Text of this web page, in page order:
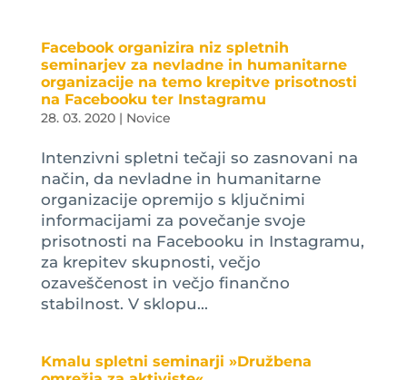
Facebook organizira niz spletnih
seminarjev za nevladne in humanitarne
organizacije na temo krepitve prisotnosti
na Facebooku ter Instagramu
28. 03. 2020| Novice
Intenzivni spletni tečaji so zasnovani na
način, da nevladne in humanitarne
organizacije opremijo s ključnimi
informacijami za povečanje svoje
prisotnosti na Facebooku in Instagramu,
za krepitev skupnosti, večjo
ozaveščenost in večjo finančno
stabilnost. V sklopu...
Kmalu spletni seminarji »Družbena